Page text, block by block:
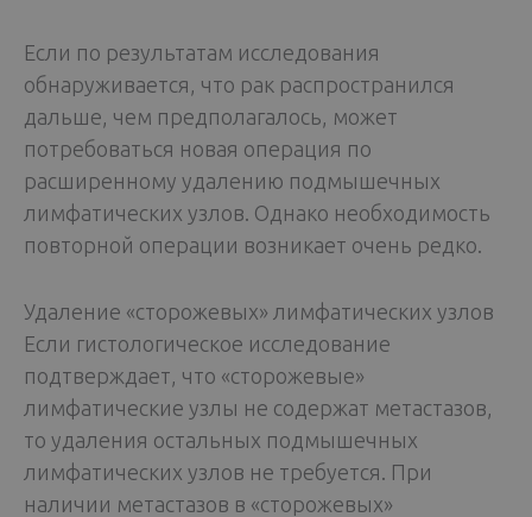
Если по результатам исследования
обнаруживается, что рак распространился
дальше, чем предполагалось, может
потребоваться новая операция по
расширенному удалению подмышечных
лимфатических узлов. Однако необходимость
повторной операции возникает очень редко.
Удаление «сторожевых» лимфатических узлов
Если гистологическое исследование
подтверждает, что «сторожевые»
лимфатические узлы не содержат метастазов,
то удаления остальных подмышечных
лимфатических узлов не требуется. При
наличии метастазов в «сторожевых»